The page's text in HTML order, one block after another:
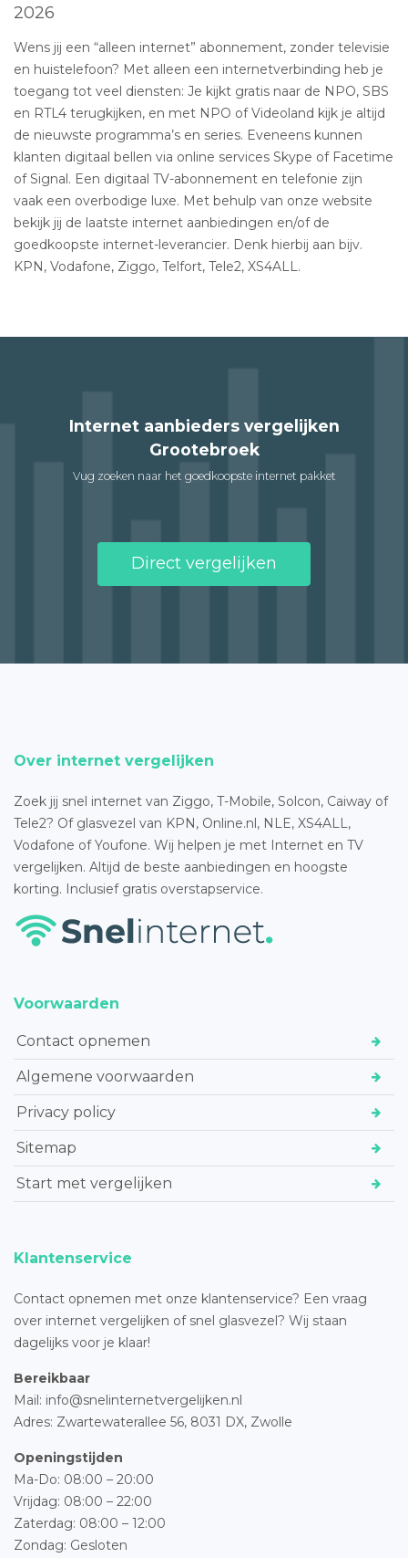
2026
Wens jij een “alleen internet” abonnement, zonder televisie
en huistelefoon? Met alleen een internetverbinding heb je
toegang tot veel diensten: Je kijkt gratis naar de NPO, SBS
en RTL4 terugkijken, en met NPO of Videoland kijk je altijd
de nieuwste programma’s en series. Eveneens kunnen
klanten digitaal bellen via online services Skype of Facetime
of Signal. Een digitaal TV-abonnement en telefonie zijn
vaak een overbodige luxe. Met behulp van onze website
bekijk jij de laatste internet aanbiedingen en/of de
goedkoopste internet-leverancier. Denk hierbij aan bijv.
KPN, Vodafone, Ziggo, Telfort, Tele2, XS4ALL.
Internet aanbieders vergelijken
Grootebroek
Vug zoeken naar het goedkoopste internet pakket
Direct vergelijken
Over internet vergelijken
Zoek jij snel internet van Ziggo, T-Mobile, Solcon, Caiway of
Tele2? Of glasvezel van KPN, Online.nl, NLE, XS4ALL,
Vodafone of Youfone. Wij helpen je met Internet en TV
vergelijken. Altijd de beste aanbiedingen en hoogste
korting. Inclusief gratis overstapservice.
Voorwaarden
Contact opnemen
Algemene voorwaarden
Privacy policy
Sitemap
Start met vergelijken
Klantenservice
Contact opnemen met onze klantenservice? Een vraag
over internet vergelijken of snel glasvezel? Wij staan
dagelijks voor je klaar!
Bereikbaar
Mail: info@snelinternetvergelijken.nl
Adres: Zwartewaterallee 56, 8031 DX, Zwolle
Openingstijden
Ma-Do: 08:00 – 20:00
Vrijdag: 08:00 – 22:00
Zaterdag: 08:00 – 12:00
Zondag: Gesloten